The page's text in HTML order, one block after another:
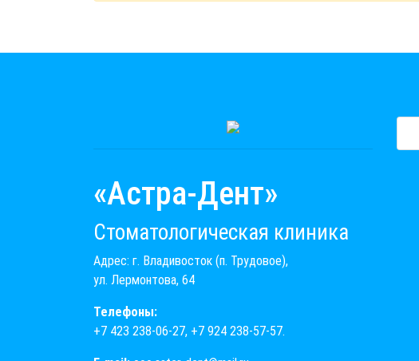
«Астра-Дент»
Стоматологическая клиника
Адрес: г. Владивосток (п. Трудовое),
ул. Лермонтова, 64
Телефоны:
+7 423 238-06-27, +7 924 238-57-57.